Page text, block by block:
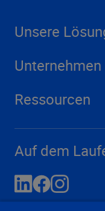
Unsere
Unternehmen
Ressourcen
Auf dem